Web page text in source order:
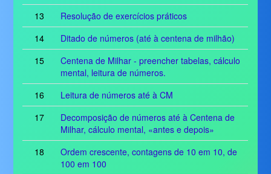
13
Resolução de exercícios práticos
14
Ditado de números (até à centena de milhão)
15
Centena de Milhar - preencher tabelas, cálculo
mental, leitura de números.
16
Leitura de números até à CM
17
Decomposição de números até à Centena de
Milhar, cálculo mental, «antes e depois»
18
Ordem crescente, contagens de 10 em 10, de
100 em 100